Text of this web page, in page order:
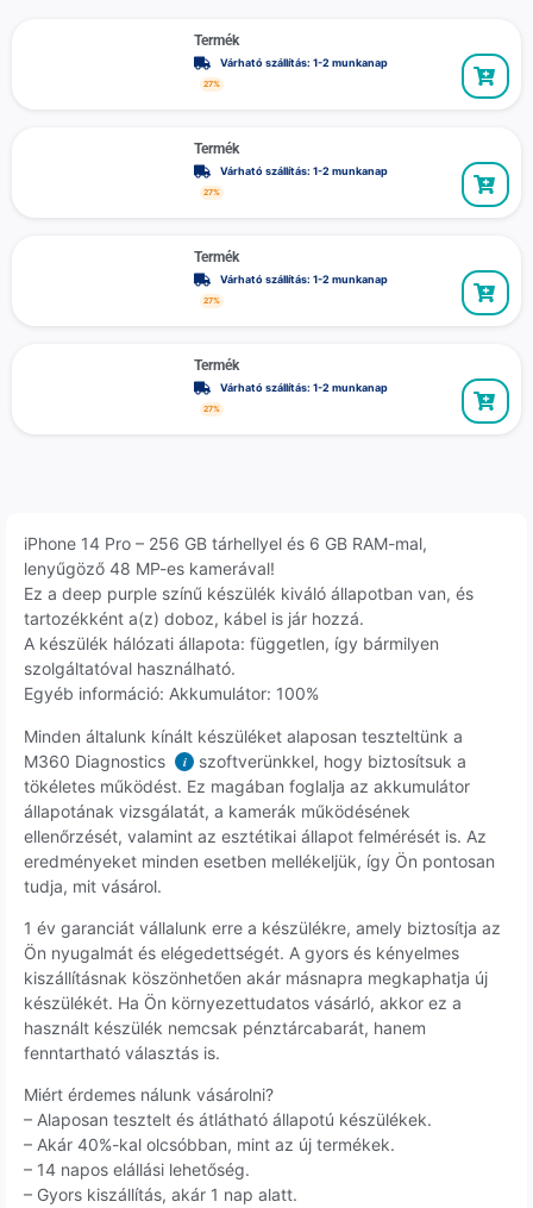
Termék
Várható szállítás: 1-2 munkanap
27%
Termék
Várható szállítás: 1-2 munkanap
27%
Termék
Várható szállítás: 1-2 munkanap
27%
Termék
Várható szállítás: 1-2 munkanap
27%
iPhone 14 Pro – 256 GB tárhellyel és 6 GB RAM-mal,
lenyűgöző 48 MP-es kamerával!
Ez a deep purple színű készülék kiváló állapotban van, és
tartozékként a(z) doboz, kábel is jár hozzá.
A készülék hálózati állapota: független, így bármilyen
szolgáltatóval használható.
Egyéb információ: Akkumulátor: 100%
Minden általunk kínált készüléket alaposan teszteltünk a
M360 Diagnostics
i
szoftverünkkel, hogy biztosítsuk a
tökéletes működést. Ez magában foglalja az akkumulátor
állapotának vizsgálatát, a kamerák működésének
ellenőrzését, valamint az esztétikai állapot felmérését is. Az
eredményeket minden esetben mellékeljük, így Ön pontosan
tudja, mit vásárol.
1 év garanciát vállalunk erre a készülékre, amely biztosítja az
Ön nyugalmát és elégedettségét. A gyors és kényelmes
kiszállításnak köszönhetően akár másnapra megkaphatja új
készülékét. Ha Ön környezettudatos vásárló, akkor ez a
használt készülék nemcsak pénztárcabarát, hanem
fenntartható választás is.
Miért érdemes nálunk vásárolni?
– Alaposan tesztelt és átlátható állapotú készülékek.
– Akár 40%-kal olcsóbban, mint az új termékek.
– 14 napos elállási lehetőség.
– Gyors kiszállítás, akár 1 nap alatt.